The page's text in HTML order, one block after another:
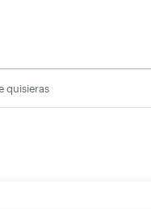
quisieras